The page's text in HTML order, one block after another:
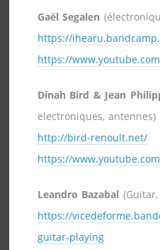
Gaël Segalen
https://
https://
Dinah Bird & Jean
electroniques, antennes)
http://bird-renoult.net/
https://
Leandro Bazabal
https://
guitar-playing